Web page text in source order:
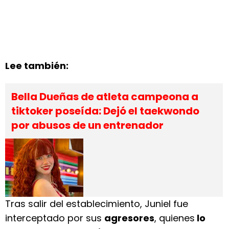
Lee también:
Bella Dueñas de atleta campeona a
tiktoker poseída: Dejó el taekwondo
por abusos de un entrenador
Tras salir del establecimiento, Juniel fue
interceptado por sus agresores, quienes lo